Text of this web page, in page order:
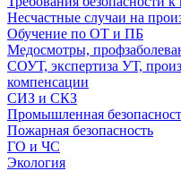
Несчастные случаи на
Обучение по ОТ и ПБ
Медосмотры,
СОУТ, экспертиза УТ,
компенсации
СИЗ и СКЗ
Промышленная
Пожарная безопасность
ГО и ЧС
Экология